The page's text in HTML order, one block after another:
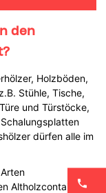
den
Holzböden,
Stühle, Tische,
und Türstöcke,
dürfen alle im
Altholzcontainer